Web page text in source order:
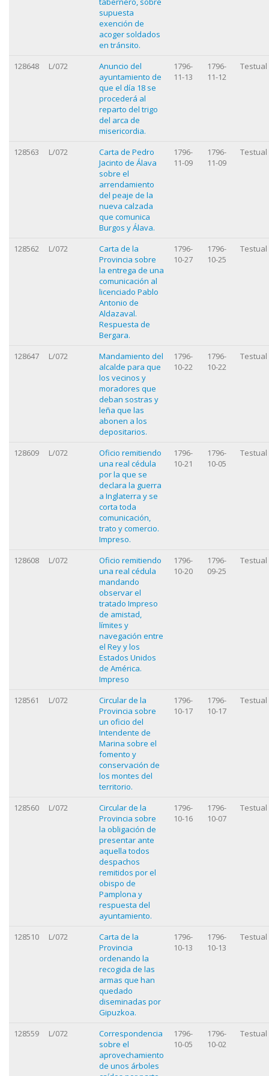
supuesta
exención de
acoger soldados
en tránsito.
128648
L/072
Anuncio del
ayuntamiento de
que el día 18 se
procederá al
reparto del trigo
del arca de
misericordia.
1796-
11-13
1796-
11-12
Testual
128563 L/072
Carta de Pedro
Jacinto de Álava
sobre el
arrendamiento
del peaje de la
nueva calzada
que comunica
Burgos y Álava.
1796-
11-09
1796-
11-09
Testual
128562 L/072
Carta de la
Provincia sobre
la entrega de una
comunicación al
licenciado Pablo
Antonio de
Aldazaval.
Respuesta de
Bergara.
1796-
10-27
1796-
10-25
Testual
128647 L/072
Mandamiento del
alcalde para que
los vecinos y
moradores que
deban sostras y
leña que las
abonen a los
depositarios.
1796-
10-22
1796-
10-22
Testual
128609 L/072
Oficio remitiendo
una real cédula
por la que se
declara la guerra
a Inglaterra y se
corta toda
comunicación,
trato y comercio.
Impreso.
1796-
10-21
1796-
10-05
Testual
128608 L/072
Oficio remitiendo
una real cédula
mandando
observar el
tratado Impreso
de amistad,
límites y
navegación entre
el Rey y los
Estados Unidos
de América.
Impreso
1796-
10-20
1796-
09-25
Testual
128561 L/072
Circular de la
Provincia sobre
un oficio del
Intendente de
Marina sobre el
fomento y
conservación de
los montes del
territorio.
1796-
10-17
1796-
10-17
Testual
128560 L/072
Circular de la
Provincia sobre
la obligación de
presentar ante
aquella todos
despachos
remitidos por el
obispo de
Pamplona y
respuesta del
ayuntamiento.
1796-
10-16
1796-
10-07
Testual
128510 L/072
Carta de la
Provincia
ordenando la
recogida de las
armas que han
quedado
diseminadas por
Gipuzkoa.
1796-
10-13
1796-
10-13
Testual
128559 L/072
Correspondencia
sobre el
aprovechamiento
de unos árboles
1796-
10-05
1796-
10-02
Testual